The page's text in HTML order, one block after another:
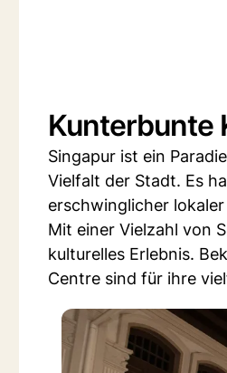
Kunterbunte
Singapur ist ein
Vielfalt der Stadt. Es
erschwinglicher
Mit einer Vielzahl von
kulturelles Erlebnis.
Centre sind für ihre